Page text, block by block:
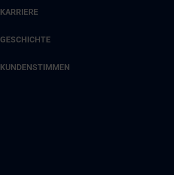
KARRIERE
GESCHICHTE
KUNDENSTIMMEN